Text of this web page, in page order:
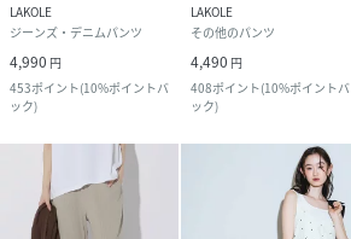
LAKOLE
ジーンズ・デニムパンツ
4,990 円
453ポイント(10%ポイントバ
ック)
LAKOLE
その他のパンツ
4,490 円
408ポイント(10%ポイントバ
ック)